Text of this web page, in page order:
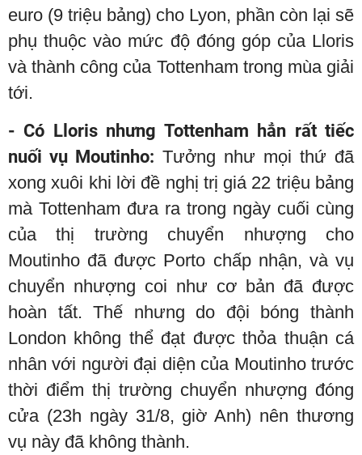
euro (9 triệu bảng) cho Lyon, phần còn lại sẽ
phụ thuộc vào mức độ đóng góp của Lloris
và thành công của Tottenham trong mùa giải
tới.
- Có Lloris nhưng Tottenham hẳn rất tiếc
nuối vụ Moutinho: Tưởng như mọi thứ đã
xong xuôi khi lời đề nghị trị giá 22 triệu bảng
mà Tottenham đưa ra trong ngày cuối cùng
của thị trường chuyển nhượng cho
Moutinho đã được Porto chấp nhận, và vụ
chuyển nhượng coi như cơ bản đã được
hoàn tất. Thế nhưng do đội bóng thành
London không thể đạt được thỏa thuận cá
nhân với người đại diện của Moutinho trước
thời điểm thị trường chuyển nhượng đóng
cửa (23h ngày 31/8, giờ Anh) nên thương
vụ này đã không thành.